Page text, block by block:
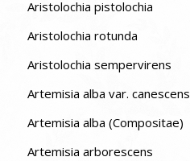
Aristolochia pistolochia
Aristolochia rotunda
Aristolochia sempervirens
Artemisia alba var. canescens
Artemisia alba (Compositae)
Artemisia arborescens